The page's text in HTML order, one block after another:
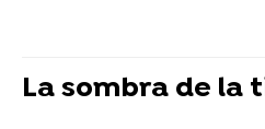
La sombra de la